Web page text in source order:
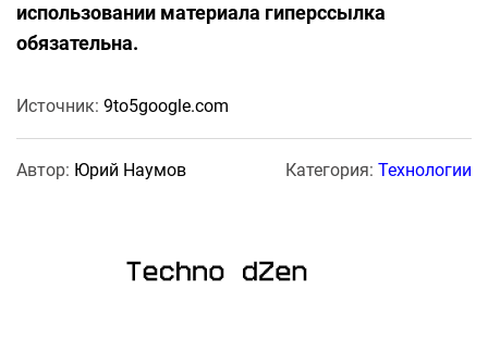
использовании материала гиперссылка
обязательна.
Источник: 9to5google.com
Автор: Юрий Наумов Категория: Технологии